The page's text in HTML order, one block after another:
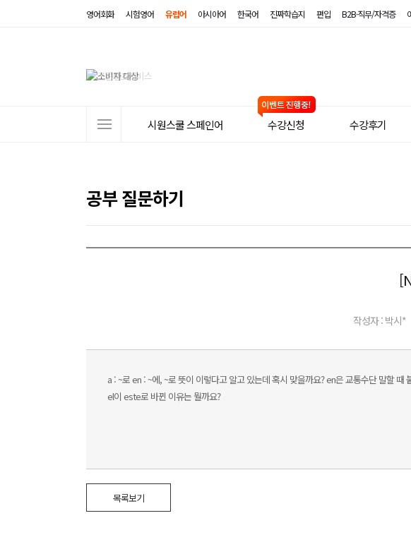
영어회화 시험영어 유럽어 아시아어 한국어 진짜학습지 편입 B2B·직무/자격증
어
뉴
시원스쿨 스페인어 수강신청 수강후기
공부 질문하기
작성자 : 박시*
이
a : ~로 en : ~에, ~로 뜻이 이렇다고 알고 있는데 혹시 맞을까요? en은 교통수단 말할
el이 este로 바뀐 이유는 뭘까요?
목록보기